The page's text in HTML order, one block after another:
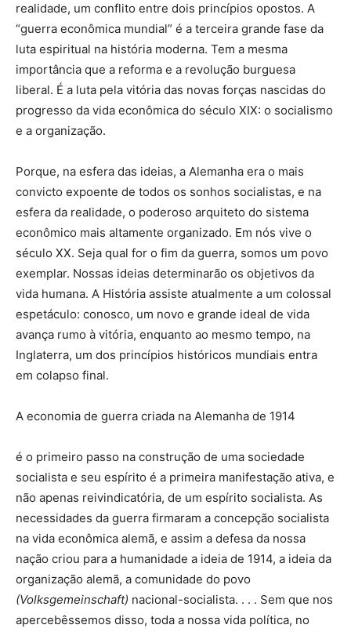
realidade, um conflito entre dois princípios opostos. A
“guerra econômica mundial” é a terceira grande fase da
luta espiritual na história moderna. Tem a mesma
importância que a reforma e a revolução burguesa
liberal. É a luta pela vitória das novas forças nascidas do
progresso da vida econômica do século XIX: o socialismo
e a organização.
Porque, na esfera das ideias, a Alemanha era o mais
convicto expoente de todos os sonhos socialistas, e na
esfera da realidade, o poderoso arquiteto do sistema
econômico mais altamente organizado. Em nós vive o
século XX. Seja qual for o fim da guerra, somos um povo
exemplar. Nossas ideias determinarão os objetivos da
vida humana. A História assiste atualmente a um colossal
espetáculo: conosco, um novo e grande ideal de vida
avança rumo à vitória, enquanto ao mesmo tempo, na
Inglaterra, um dos princípios históricos mundiais entra
em colapso final.
A economia de guerra criada na Alemanha de 1914
é o primeiro passo na construção de uma sociedade
socialista e seu espírito é a primeira manifestação ativa, e
não apenas reivindicatória, de um espírito socialista. As
necessidades da guerra firmaram a concepção socialista
na vida econômica alemã, e assim a defesa da nossa
nação criou para a humanidade a ideia de 1914, a ideia da
organização alemã, a comunidade do povo
(Volksgemeinschaft) nacional-socialista. . . . Sem que nos
apercebêssemos disso, toda a nossa vida política, no